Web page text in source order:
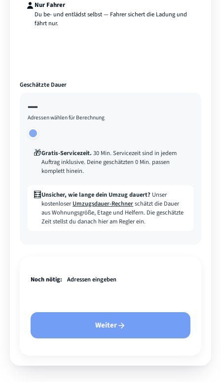
Nur Fahrer
Du be- und entlädst selbst — Fahrer sichert die Ladung und
fährt nur.
Geschätzte Dauer
—
Adressen wählen für Berechnung
🎁Gratis-Servicezeit. 30 Min. Servicezeit sind in jedem
Auftrag inklusive. Deine geschätzten 0 Min. passen
komplett hinein.
🧮Unsicher, wie lange dein Umzug dauert? Unser
kostenloserUmzugsdauer-Rechnerschätzt die Dauer
aus Wohnungsgröße, Etage und Helfern. Die geschätzte
Zeit stellst du danach hier am Regler ein.
Noch nötig: Adressen eingeben
Weiter